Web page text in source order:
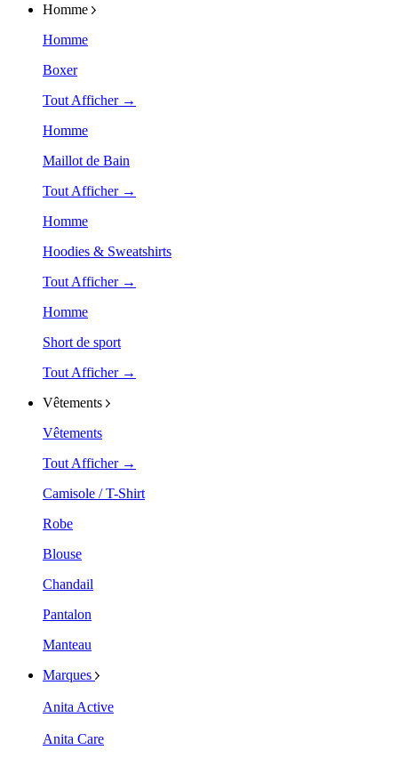
Homme
Homme
Boxer
Tout Afficher →
Homme
Maillot de Bain
Tout Afficher →
Homme
Hoodies & Sweatshirts
Tout Afficher →
Homme
Short de sport
Tout Afficher →
Vêtements
Vêtements
Tout Afficher →
Camisole / T-Shirt
Robe
Blouse
Chandail
Pantalon
Manteau
Marques
Anita Active
Anita Care